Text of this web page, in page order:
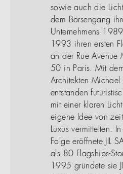
sowie auch die
dem Börsengang
Unternehmens
1993 ihren ersten
an der Rue Avenue
50 in Paris. Mit
Architekten
entstanden
mit einer klaren
eigene Idee von
Luxus vermittelten.
Folge eröffnete JIL
als 80 Flagships-
1995 gründete sie